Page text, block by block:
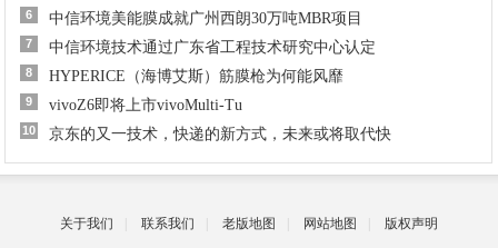
6 中信环境美能膜成就广州西朗30万吨MBR项目
7 中信环境技术通过广东省工程技术研究中心认定
8 HYPERICE（海博艾斯）筋膜枪为何能风靡
9 vivoZ6即将上市vivoMulti-Tu
10 京东的又一技术，快递的新方式，未来或将取代快
关于我们 联系我们 老版地图 网站地图 版权声明